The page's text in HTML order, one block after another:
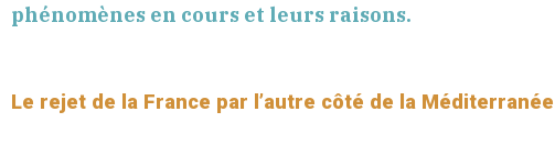
phénomènes en cours et leurs raisons.
Le rejet de la France par l’autre côté de la Méditerranée